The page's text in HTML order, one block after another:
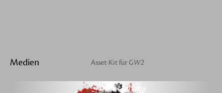
Medien Asset-Kit fürGW2